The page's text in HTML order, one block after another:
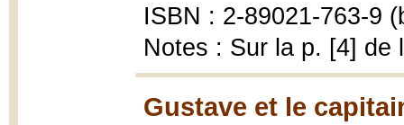
ISBN : 2-89021-763-9
Notes : Sur la p. [4] de
Gustave et le